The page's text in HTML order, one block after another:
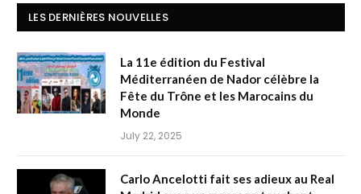
LES DERNIÈRES NOUVELLES
La 11e édition du Festival
Méditerranéen de Nador célèbre la
Fête du Trône et les Marocains du
Monde
July 22, 2025
Carlo Ancelotti fait ses adieux au Real